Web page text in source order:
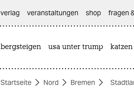
themen
verlag
veranstaltungen shop fragen
bergsteigen usa unter trump katzen
Startseite Nord Bremen